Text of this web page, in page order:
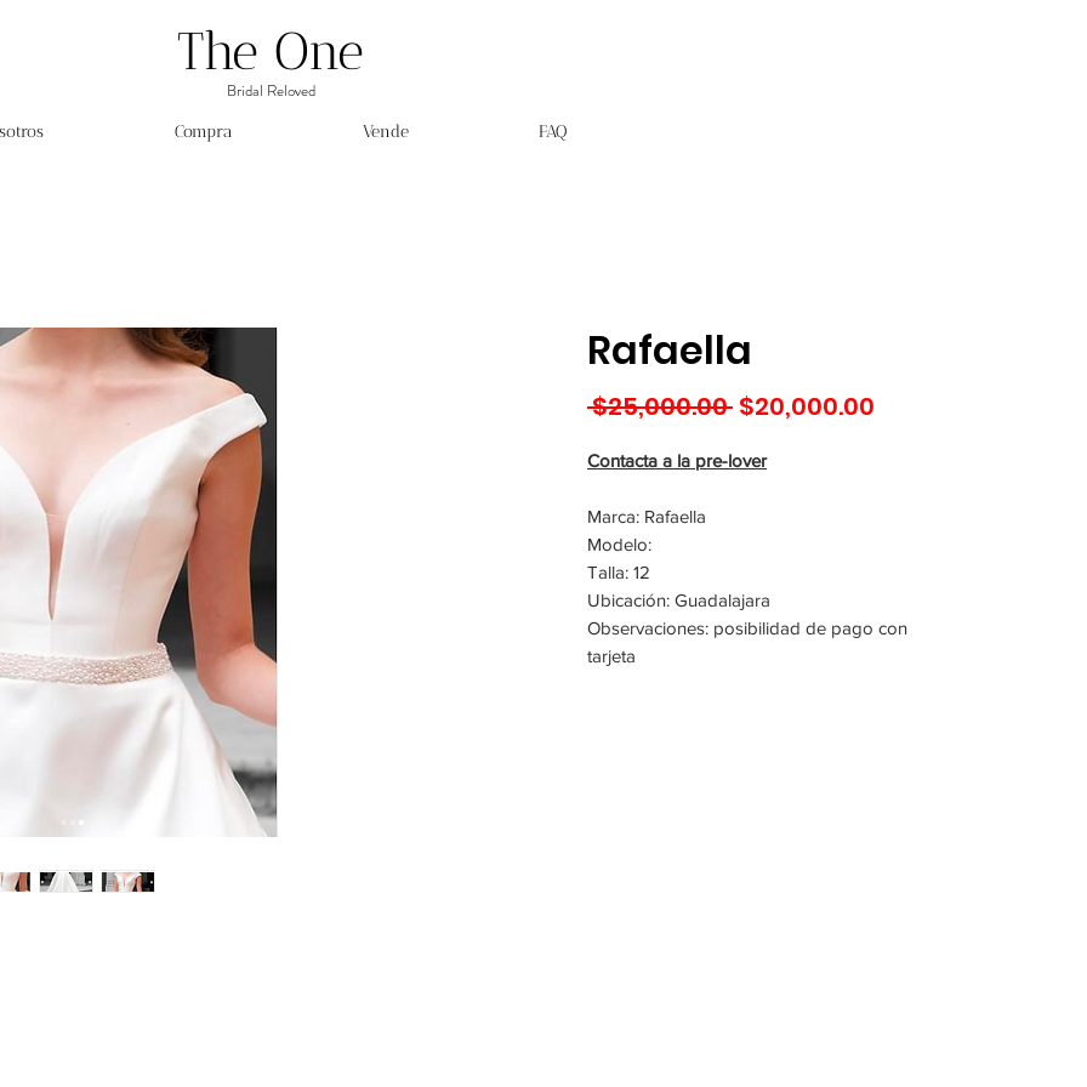
The One
Bridal Reloved
Compra Vende FAQ
Rafaella
$25,000.00 Precio
$20,000.00
Contacta a la pre-lover
Marca: Rafaella
Modelo:
Talla: 12
Ubicación: Guadalajara
Observaciones: posibilidad de pago con
tarjeta